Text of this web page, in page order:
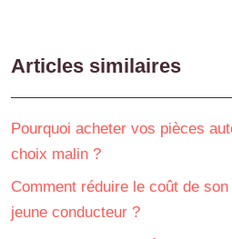
Articles similaires
Pourquoi acheter vos pièces
choix malin ?
Comment réduire le coût de
jeune conducteur ?